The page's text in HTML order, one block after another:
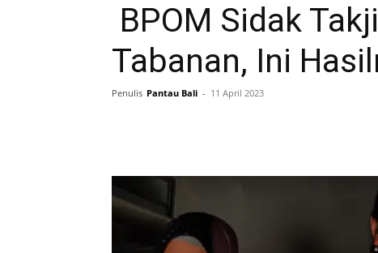
BPOM Sidak
Tabanan, Ini
Penulis Pantau Bali - 11 April 2023